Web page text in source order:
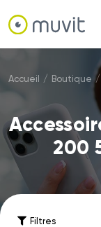
Accueil / Boutique /
200
Filtres